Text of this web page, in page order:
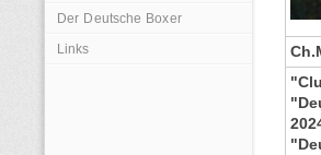
Der Deutsche Boxer
Links